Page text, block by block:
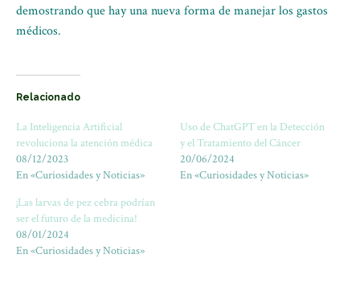
demostrando que hay una nueva forma de manejar los gastos
médicos.
Relacionado
La Inteligencia Artificial
revoluciona la atención médica
08/12/2023
En «Curiosidades y Noticias»
Uso de ChatGPT en la Detección
y el Tratamiento del Cáncer
20/06/2024
En «Curiosidades y Noticias»
¡Las larvas de pez cebra podrían
ser el futuro de la medicina!
08/01/2024
En «Curiosidades y Noticias»